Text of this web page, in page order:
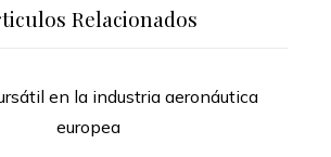
Relacionados